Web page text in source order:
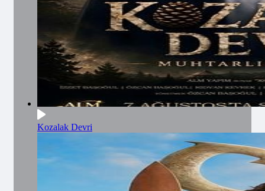
Kozalak Devri